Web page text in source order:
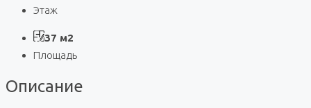
Этаж
37 м2
Площадь
Описание